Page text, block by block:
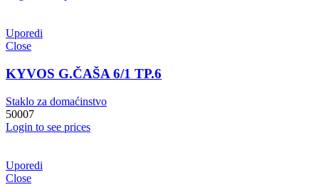
Uporedi
Close
KYVOS G.ČAŠA 6/1 TP.6
Staklo za domaćinstvo
50007
Login to see prices
Uporedi
Close